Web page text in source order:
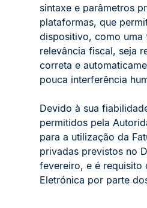
sintaxe e parâmetros
plataformas, que
dispositivo, como uma
relevância fiscal, seja
correta e
pouca interferência
Devido à sua
permitidos pela
para a utilização da
privadas previstos no
fevereiro, e é requisito
Eletrónica por parte